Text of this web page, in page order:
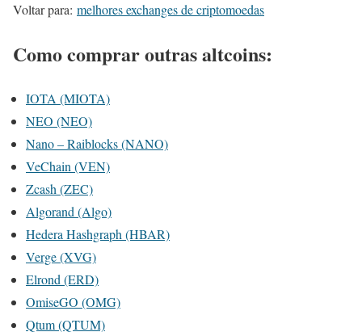
Voltar para: melhores exchanges de criptomoedas
Como comprar outras altcoins:
IOTA (MIOTA)
NEO (NEO)
Nano – Raiblocks (NANO)
VeChain (VEN)
Zcash (ZEC)
Algorand (Algo)
Hedera Hashgraph (HBAR)
Verge (XVG)
Elrond (ERD)
OmiseGO (OMG)
Qtum (QTUM)